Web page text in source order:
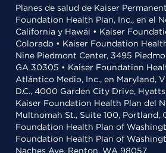
Planes de salud de Kaiser
Foundation Health Plan, Inc., en el
California y Hawái • Kaiser
Colorado • Kaiser Foundation
Nine Piedmont Center, 3495
GA 30305 • Kaiser Foundation
Atlántico Medio, Inc., en Maryland,
D.C., 4000 Garden City Drive,
Kaiser Foundation Health Plan del
Multnomah St., Suite 100, Portland,
Foundation Health Plan of
Foundation Health Plan of
Naches Ave, Renton, WA 98057